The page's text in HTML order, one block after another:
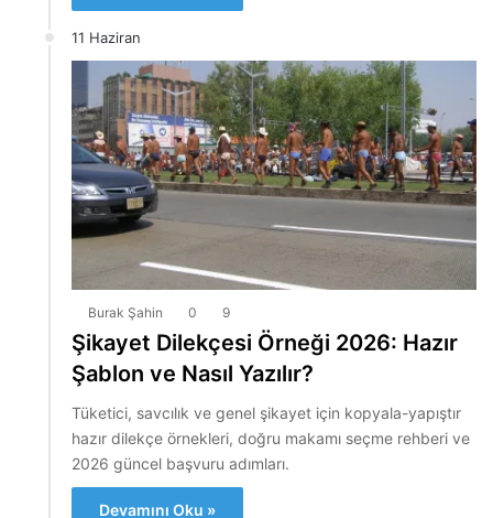
11 Haziran
Burak Şahin 0 9
Şikayet Dilekçesi Örneği 2026: Hazır
Şablon ve Nasıl Yazılır?
Tüketici, savcılık ve genel şikayet için kopyala-yapıştır
hazır dilekçe örnekleri, doğru makamı seçme rehberi ve
2026 güncel başvuru adımları.
Devamını Oku »